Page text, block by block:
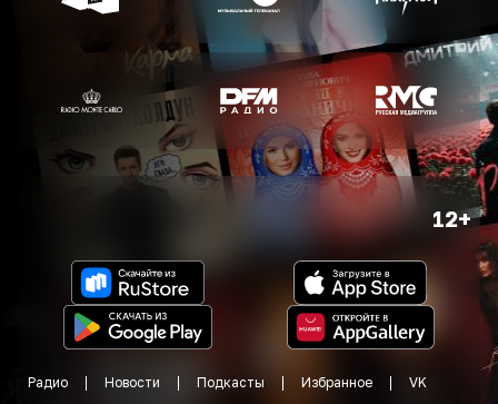
12+
Радио Новости Подкасты Избранное
VK